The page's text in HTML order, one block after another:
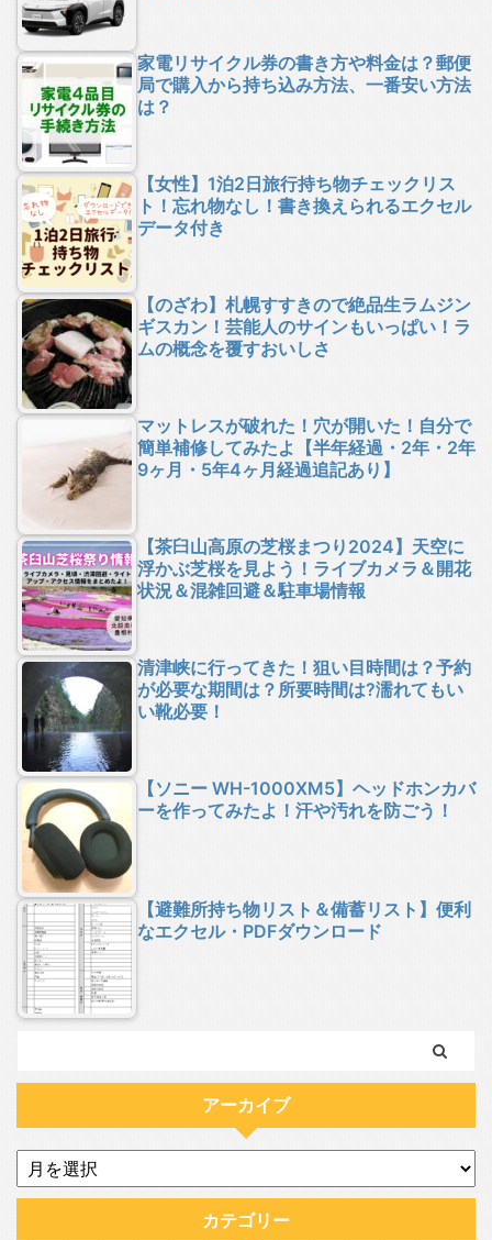
家電リサイクル券の書き方や料金は？郵便
局で購入から持ち込み方法、一番安い方法
は？
【女性】1泊2日旅行持ち物チェックリス
ト！忘れ物なし！書き換えられるエクセル
データ付き
【のざわ】札幌すすきので絶品生ラムジン
ギスカン！芸能人のサインもいっぱい！ラ
ムの概念を覆すおいしさ
マットレスが破れた！穴が開いた！自分で
簡単補修してみたよ【半年経過・2年・2年
9ヶ月・5年4ヶ月経過追記あり】
【茶臼山高原の芝桜まつり2024】天空に
浮かぶ芝桜を見よう！ライブカメラ＆開花
状況＆混雑回避＆駐車場情報
清津峡に行ってきた！狙い目時間は？予約
が必要な期間は？所要時間は?濡れてもい
い靴必要！
【ソニー WH-1000XM5】ヘッドホンカバ
ーを作ってみたよ！汗や汚れを防ごう！
【避難所持ち物リスト＆備蓄リスト】便利
なエクセル・PDFダウンロード
アーカイブ
カテゴリー